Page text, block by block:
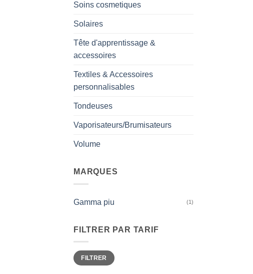
Soins cosmetiques
Solaires
Tête d'apprentissage &
accessoires
Textiles & Accessoires
personnalisables
Tondeuses
Vaporisateurs/Brumisateurs
Volume
MARQUES
Gamma piu (1)
FILTRER PAR TARIF
Prix
min
Prix
maxFILTRER